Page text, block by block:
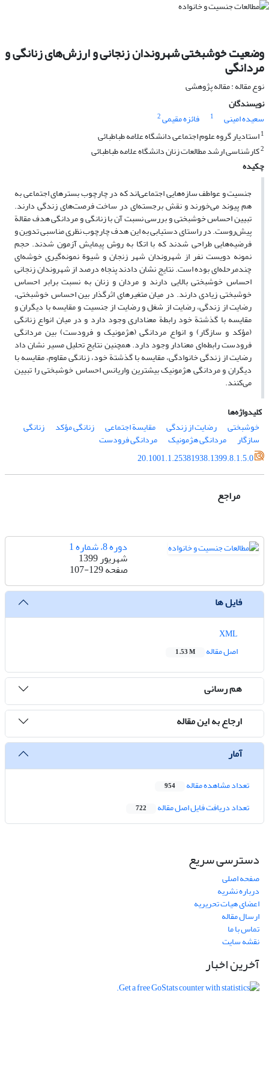
وضعیت خوشبختی شهروندان زنجانی و ارزش‌های زنانگی و
مردانگی
نوع مقاله : مقاله پژوهشی
نویسندگان
سعیده امینی
1 فائزه مقیمی2
1استادیار گروه علوم اجتماعی دانشگاه علامه طباطبائی
2کارشناسی ارشد مطالعات زنان دانشگاه علامه طباطبائی
چکیده
جنسیت و عواطف سازه‌هایی اجتماعی‌اند که در چارچوب بسترهای اجتماعی به
هم پیوند می‌خورند و نقش برجسته‌ای در ساخت فرصت‌های زندگی دارند.
تبیین احساس خوشبختی و بررسی نسبت آن با زنانگی و مردانگی هدف مقالة
پیش‌روست. در راستای دستیابی به این هدف چارچوب نظری مناسبی تدوین و
فرضیه‌هایی طراحی شدند که با اتکا به روش پیمایش آزمون شدند. حجم
نمونه دویست نفر از شهروندان شهر زنجان و شیوة نمونه‌گیری خوشه‌ای
چندمرحله‌ای بوده است. نتایج نشان دادند پنجاه درصد از شهروندان زنجانی
احساس خوشبختی بالایی دارند و مردان و زنان به نسبت برابر احساس
خوشبختی زیادی دارند. در میان متغیرهای اثرگذار بین احساس خوشبختی،
رضایت از زندگی، رضایت از شغل و رضایت از جنسیت و مقایسه با دیگران و
مقایسه با گذشتة خود رابطة معناداری وجود دارد و در میان انواع زنانگی
(مؤکد و سازگار) و انواع مردانگی (هژمونیک و فرودست) بین مردانگی
فرودست رابطه‌ای معنادار وجود دارد. همچنین نتایج تحلیل مسیر نشان داد
رضایت از زندگی خانوادگی، مقایسه با گذشتة خود، زنانگی مقاوم، مقایسه با
دیگران و مردانگی هژمونیک بیشترین واریانس احساس خوشبختی را تبیین
می‌کنند.
کلیدواژه‌ها
خوشبختی
رضایت از زندگی مقایسة اجتماعی زنانگی مؤکد زنانگی
سازگار مردانگی هژمونیک
مردانگی فرودست
20.1001.1.25381938.1399.8.1.5.0
مراجع
دوره 8، شماره 1
شهریور 1399
صفحه107-129
فایل ها
اصل مقاله
1.53 M
هم رسانی
ارجاع به این مقاله
آمار
تعداد مشاهده مقاله 954
تعداد دریافت فایل اصل مقاله 722
دسترسی سریع
صفحه اصلی
درباره نشریه
اعضای هیات تحریریه
ارسال مقاله
تماس با ما
نقشه سایت
آخرین اخبار